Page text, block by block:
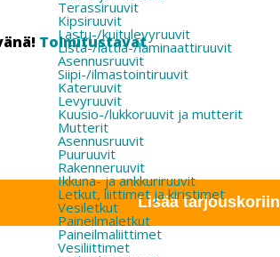
Terassiruuvit
Kipsiruuvit
Lastu-/kuitulevyruuvit
Lista-/lattia-/laminaattiruuvit
Asennusruuvit
Siipi-/ilmastointiruuvit
Kateruuvit
Levyruuvit
Kuusio-/lukkoruuvit ja mutterit
Mutterit
Asennusruuvit
Puuruuvit
Rakenneruuvit
Ikkuna- ja ankkuriruuvit
Letkut, liittimet ja kiristimet
Vesiletkut
Paineilmaletkut
Paineilmaliittimet
Vesiliittimet
Toimitustavat
Lisää tarjouskoriin